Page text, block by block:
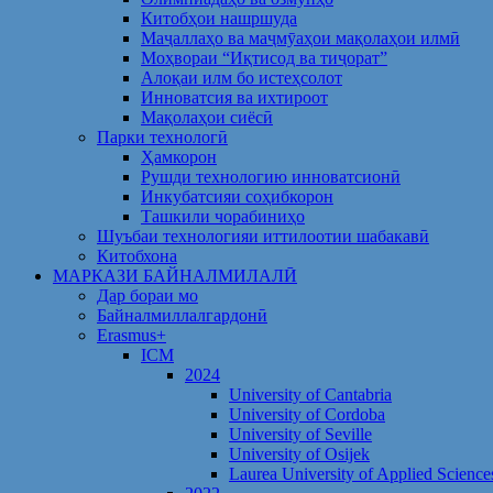
Китобҳои нашршуда
Маҷаллаҳо ва маҷмӯаҳои мақолаҳои илмӣ
Моҳвораи “Иқтисод ва тиҷорат”
Алоқаи илм бо истеҳсолот
Инноватсия ва ихтироот
Мақолаҳои сиёсӣ
Парки технологӣ
Ҳамкорон
Рушди технологию инноватсионӣ
Инкубатсияи соҳибкорон
Ташкили чорабиниҳо
Шуъбаи технологияи иттилоотии шабакавӣ
Китобхона
МАРКАЗИ БАЙНАЛМИЛАЛӢ
Дар бораи мо
Байналмиллалгардонӣ
Erasmus+
ICM
2024
University of Cantabria
University of Cordoba
University of Seville
University of Osijek
Laurea University of Applied